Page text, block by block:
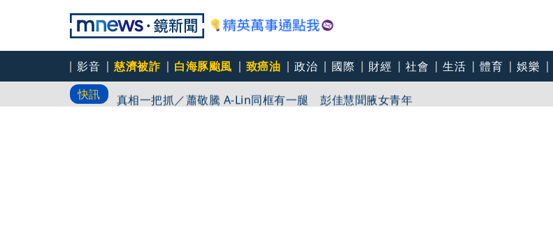
影音 慈濟被詐 白海豚颱風 致癌油 政治 國際 財經 社會 生活 體育 娛樂
快訊
娛樂透視／台灣原創《芽芽樂團》 瞄準幼童動畫打磨IP
真相一把抓／蕭敬騰 A-Lin同框有一腿 彭佳慧聞腋女青年